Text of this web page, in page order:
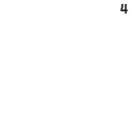
4